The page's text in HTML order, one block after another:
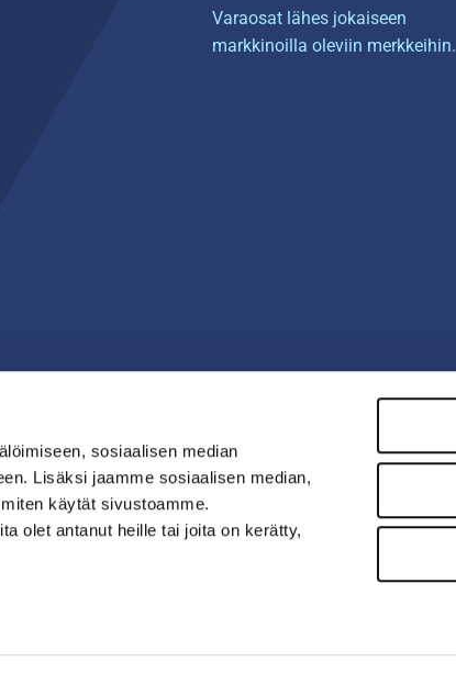
sosiaalisen median
Lisäksi jaamme sosiaalisen median,
käytät sivustoamme.
olet antanut heille tai joita on kerätty,
Varaosat lähes jokaiseen
markkinoilla oleviin merkkeihin.